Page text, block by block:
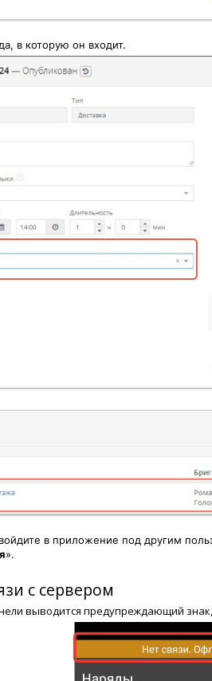
в которую он входит.
в приложение под другим
».
с сервером
выводится предупреждающий